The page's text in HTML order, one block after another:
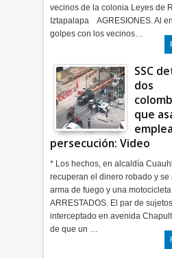
vecinos de la colonia Leyes de
Iztapalapa AGRESIONES. Al
golpes con los vecinos…
SSC
dos
que
persecución: Video
* Los hechos, en alcaldía
recuperan el dinero robado y se
arma de fuego y una motocicleta
ARRESTADOS. El par de
interceptado en avenida
de que un …